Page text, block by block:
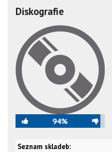
Diskografie
94%
Seznam skladeb: